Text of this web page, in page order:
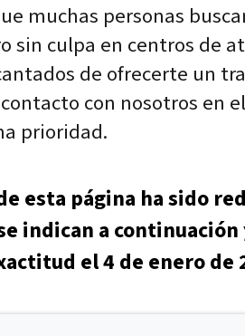
muchas personas
sin culpa en centros de
de ofrecerte un
con nosotros en
prioridad.
esta página ha sido
indican a
el 4 de enero de